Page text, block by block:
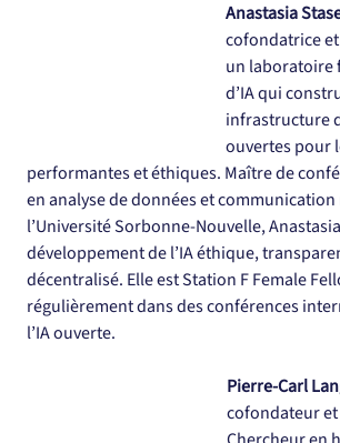
Anastasia
cofondatrice et
un laboratoire
d’IA qui
infrastructure
ouvertes pour
performantes et éthiques. Maître de
en analyse de données et
l’Université Sorbonne-Nouvelle,
développement de l’IA éthique,
décentralisé. Elle est Station F Female
régulièrement dans des conférences
l’IA ouverte.
Pierre-Carl
cofondateur et